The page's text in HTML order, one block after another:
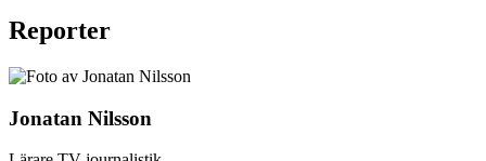
Reporter
Jonatan Nilsson